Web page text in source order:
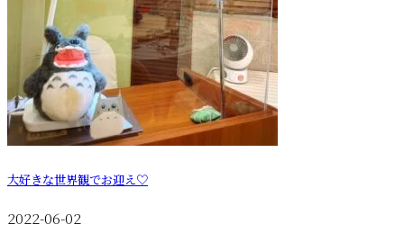
大好きな世界観でお迎え♡
2022-06-02